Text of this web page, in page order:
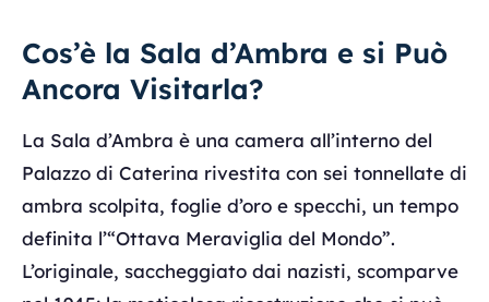
Cos’è la Sala d’Ambra e si Può
Ancora Visitarla?
La Sala d’Ambra è una camera all’interno del
Palazzo di Caterina rivestita con sei tonnellate di
ambra scolpita, foglie d’oro e specchi, un tempo
definita l’“Ottava Meraviglia del Mondo”.
L’originale, saccheggiato dai nazisti, scomparve